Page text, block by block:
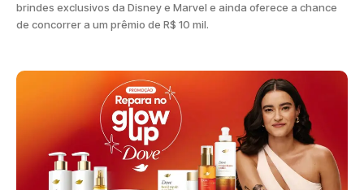
brindes exclusivos da Disney e Marvel e ainda oferece a chance
de concorrer a um prêmio de R$ 10 mil.